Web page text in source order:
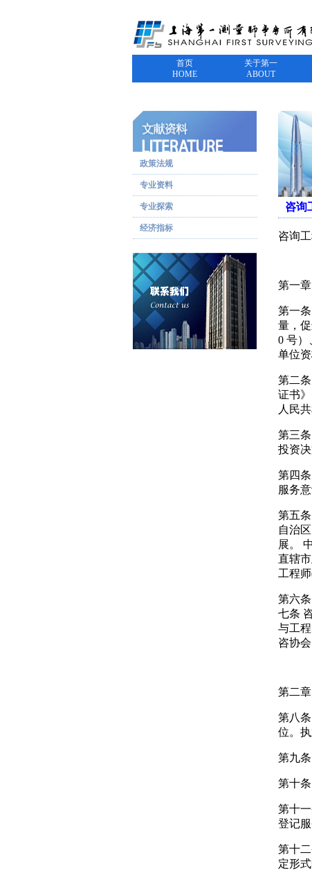
首页
HOME
关于第一
ABOUT
政策法规
专业资料
专业探索
经济指标
咨询
咨询
第一章
第一
量，
0 号）
单位
第二
证书
人民
第三
投资
第四
服务
第五
自治
展。
直辖
工程
第六
七条
与工
咨协
第二
第八
位。
第九
第十
第十
登记
第十
定形